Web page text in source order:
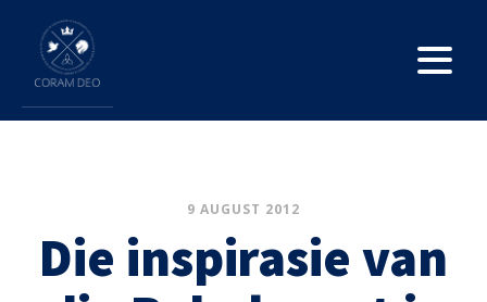
9 AUGUST 2012
Die inspirasie van